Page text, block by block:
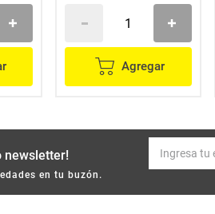
Agregar
newsletter!
en tu buzón.